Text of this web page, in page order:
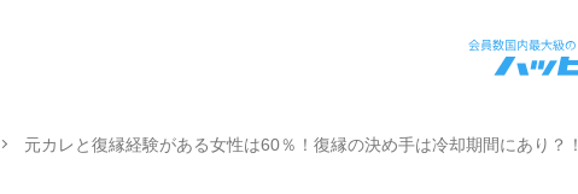
元カレと復縁経験がある女性は60％！復縁の決め手は冷却期間にあり？！